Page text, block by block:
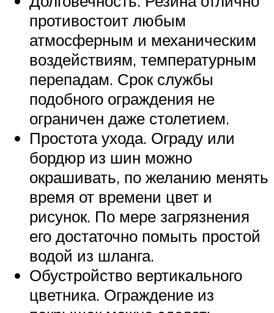
противостоит любым
атмосферным и механическим
воздействиям, температурным
перепадам. Срок службы
подобного ограждения не
ограничен даже столетием.
Простота ухода. Ограду или
бордюр из шин можно
окрашивать, по желанию менять
время от времени цвет и
рисунок. По мере загрязнения
его достаточно помыть простой
водой из шланга.
Обустройство вертикального
цветника. Ограждение из